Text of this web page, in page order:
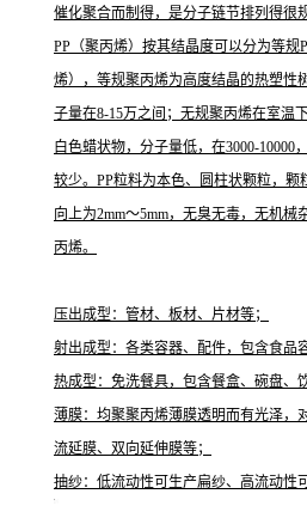
催化聚合而制得，是分子链节排列得很
PP（聚丙烯）按其结晶度可以分为等规
烯），等规聚丙烯为高度结晶的热塑性
子量在8-15万之间；无规聚丙烯在室温
白色蜡状物，分子量低，在3000-10000
较少。PP粒料为本色、圆柱状颗粒，
向上为2mm～5mm，无臭无毒，无机械
丙烯。
压出成型：管材、板材、片材等；
射出成型：各类容器、配件，包含食品
热成型：免洗餐具，包含餐盒、碗盘、
薄膜：均聚聚丙烯薄膜透明而有光泽，
流延膜、双向延伸膜等；
抽纱：低流动性可生产扁纱、高流动性